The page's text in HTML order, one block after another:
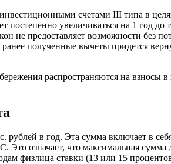
счетами III типа в
увеличиваться на 1 год
не предоставляет возможности без
полученные вычеты придется
распространяются на взносы
в год. Эта сумма включает в
Это означает, что максимальная
физлица ставки (13 или 15